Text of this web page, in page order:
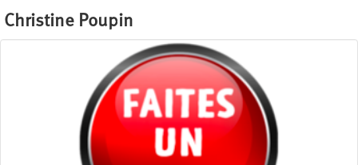
Christine Poupin